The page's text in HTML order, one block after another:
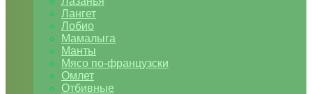
Лангет
Лобио
Мамалыга
Манты
Мясо по-французски
Омлет
Отбивные